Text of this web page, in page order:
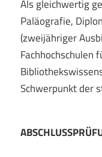
Als gleichwertig
Paläografie,
(zweijähriger
Fachhochschulen
Schwerpunkt der